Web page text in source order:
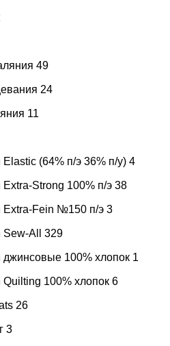
49
24
11
(64% п/э 36% п/у) 4
Extra-Strong 100% п/э 38
Extra-Fein №150 п/э 3
All 329
джинсовые 100% хлопок 1
Quilting 100% хлопок 6
26
3